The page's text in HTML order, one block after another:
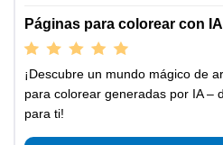
Páginas para colorear con IA
¡Descubre un mundo mágico de
para colorear generadas por IA –
para ti!